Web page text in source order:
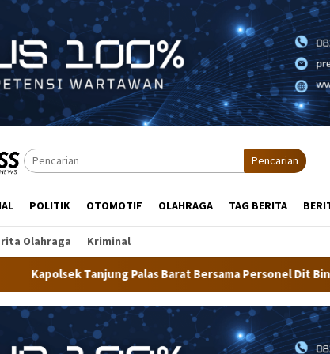
Pencarian
POLITIK OTOMOTIF OLAHRAGA TAG BERITA
Olahraga Kriminal
Bersama Personel Dit Binmas Polda Kaltara Salurkan